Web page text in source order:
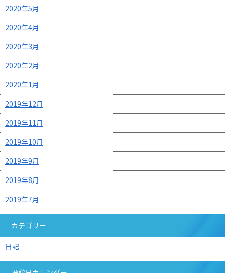
2020年5月
2020年4月
2020年3月
2020年2月
2020年1月
2019年12月
2019年11月
2019年10月
2019年9月
2019年8月
2019年7月
カテゴリー
日記